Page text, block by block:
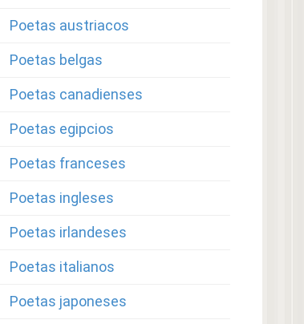
Poetas austriacos
Poetas belgas
Poetas canadienses
Poetas egipcios
Poetas franceses
Poetas ingleses
Poetas irlandeses
Poetas italianos
Poetas japoneses